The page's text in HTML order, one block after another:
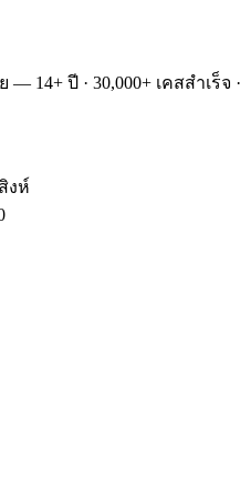
ปี · 30,000+ เคสสำเร็จ
งห์